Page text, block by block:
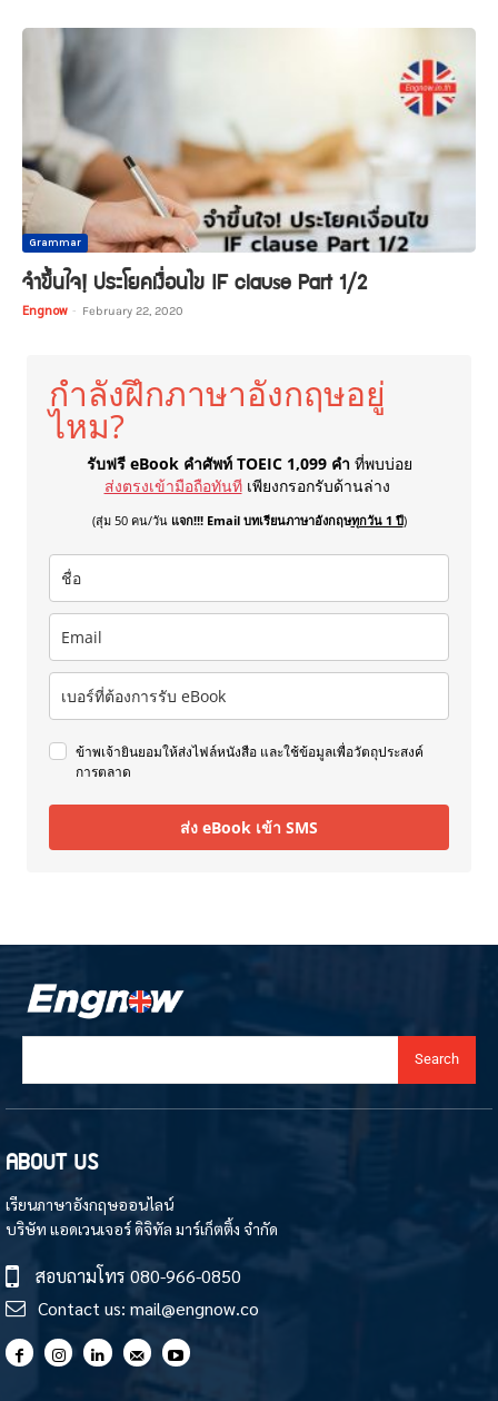
Grammar
จำขึ้นใจ! ประโยคเงื่อนไข IF clause Part 1/2
Engnow - February 22, 2020
กำลังฝึกภาษาอังกฤษอยู่
ไหม?
รับฟรี eBook คำศัพท์ TOEIC 1,099 คำ ที่พบบ่อย
ส่งตรงเข้ามือถือทันที เพียงกรอกรับด้านล่าง
(สุ่ม 50 คน/วัน แจก!!! Email บทเรียนภาษาอังกฤษทุกวัน 1 ปี)
ข้าพเจ้ายินยอมให้ส่งไฟล์หนังสือ และใช้ข้อมูลเพื่อวัตถุประสงค์
การตลาด
ส่ง eBook เข้า SMS
Search
ABOUT US
เรียนภาษาอังกฤษออนไลน์
บริษัท แอดเวนเจอร์ ดิจิทัล มาร์เก็ตติ้ง จำกัด
สอบถามโทร 080-966-0850
Contact us: mail@engnow.co